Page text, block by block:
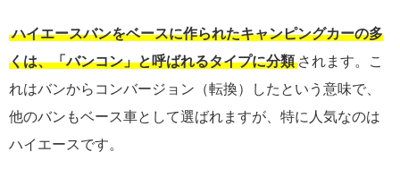
ハイエースバンをベースに作られたキャンピングカーの多
くは、「バンコン」と呼ばれるタイプに分類 されます。こ
れはバンからコンバージョン（転換）したという意味で、
他のバンもベース車として選ばれますが、特に人気なのは
ハイエースです。